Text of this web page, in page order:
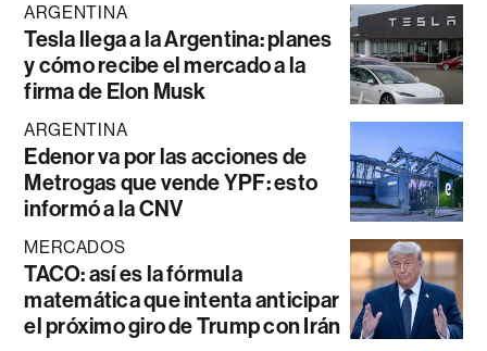
ARGENTINA
Tesla llega a la Argentina: planes
y cómo recibe el mercado a la
firma de Elon Musk
ARGENTINA
Edenor va por las acciones de
Metrogas que vende YPF: esto
informó a la CNV
MERCADOS
TACO: así es la fórmula
matemática que intenta anticipar
el próximo giro de Trump con Irán